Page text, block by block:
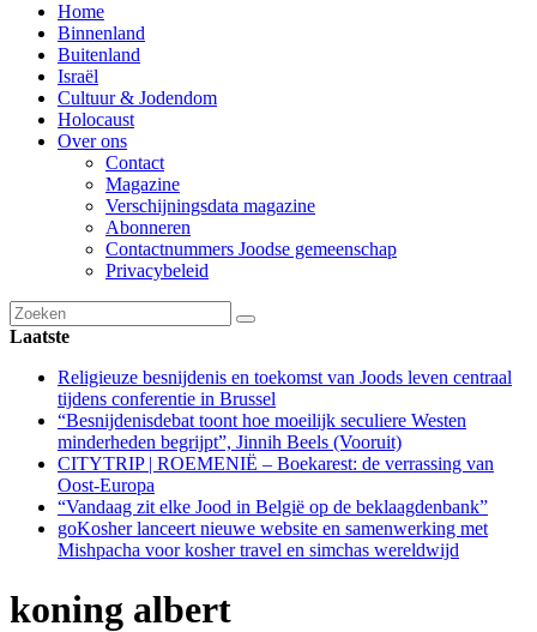
Home
Binnenland
Buitenland
Israël
Cultuur & Jodendom
Holocaust
Over ons
Contact
Magazine
Verschijningsdata magazine
Abonneren
Contactnummers Joodse gemeenschap
Privacybeleid
Laatste
Religieuze besnijdenis en toekomst van Joods leven centraal
tijdens conferentie in Brussel
“Besnijdenisdebat toont hoe moeilijk seculiere Westen
minderheden begrijpt”, Jinnih Beels (Vooruit)
CITYTRIP | ROEMENIË – Boekarest: de verrassing van
Oost-Europa
“Vandaag zit elke Jood in België op de beklaagdenbank”
goKosher lanceert nieuwe website en samenwerking met
Mishpacha voor kosher travel en simchas wereldwijd
koning albert